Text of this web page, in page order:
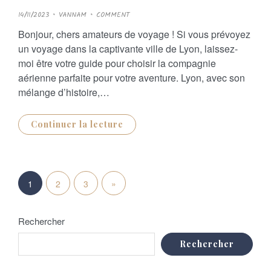
P
O
T
E
D
O
N
14/11/2023 VANNAM COMMENT
Bonjour, chers amateurs de voyage ! Si vous prévoyez
un voyage dans la captivante ville de Lyon, laissez-
moi être votre guide pour choisir la compagnie
aérienne parfaite pour votre aventure. Lyon, avec son
mélange d’histoire,…
Continuer la lecture
P
a
g
i
1 2 3
N
x
t
»
Rechercher
Rechercher